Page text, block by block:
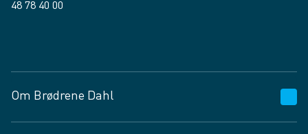
48 78 40 00
Om Brødrene Dahl